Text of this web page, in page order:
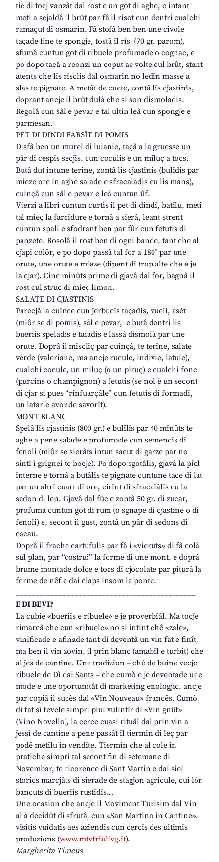
tic di tocj vanzât dal rost e un got di aghe, e intant
meti a scjaldâ il brût par fâ il risot cun dentri cualchi
ramaçut di osmarin. Fâ stofâ ben ben une civole
taçade fine te spongje, tostâ il rîs (70 gr. parom),
sfumâ cuntun got di ribuele profumade o cognac, e
po dopo tacâ a reonzi un coput ae volte cul brût, stant
atents che lis risclis dal osmarin no ledin masse a
slas te pignate. A metât de cuete, zontâ lis cjastinis,
doprant ancje il brût dulà che si son dismoladis.
Regolâ cun sâl e pevar e tal ultin leâ cun spongje e
parmesan.
PET DI DINDI FARSÎT DI POMIS
Disfâ ben un murel di luianie, taçâ a la gruesse un
pâr di cespis secjis, cun coculis e un miluç a tocs.
Butâ dut intune terine, zontâ lis cjastinis (bulidis par
mieze ore in aghe salade e sfracaiadis cu lis mans),
cuinçâ cun sâl e pevar e leâ cuntun ûf.
Vierzi a libri cuntun curtìs il pet di dindi, batilu, meti
tal mieç la farcidure e tornâ a sierâ, leant strent
cuntun spali e sfodrant ben par fûr cun fetutis di
panzete. Rosolâ il rost ben di ogni bande, tant che al
cjapi colôr, e po dopo passâ tal for a 180° par une
orute, une orute e mieze (dipent di trop alte che e je
la cjar). Cinc minûts prime di gjavâ dal for, bagnâ il
rost cul struc di mieç limon.
SALATE DI CJASTINIS
Parecjâ la cuince cun jerbucis taçadis, vueli, asêt
(miôr se di pomis), sâl e pevar, e butâ dentri lis
bueriis speladis e taiadis e lassâ dismolâ par une
orute. Doprâ il miscliç par cuinçâ, te terine, salate
verde (valeriane, ma ancje rucule, indivie, latuie),
cualchi cocule, un miluç (o un piruç) e cualchi fonc
(purcins o champignon) a fetutis (se nol è un secont
di cjar si pues “rinfuarçâle” cun fetutis di formadi,
un latarie avonde savorît).
MONT BLANC
Spelâ lis cjastinis (800 gr.) e bulîlis par 40 minûts te
aghe a pene salade e profumade cun semencis di
fenoli (miôr se sierâts intun sacut di garze par no
sintî i grignei te bocje). Po dopo sgotâlis, gjavâ la piel
interne e tornâ a butâlis te pignate cuntune tace di lat
par un altri cuart di ore, cirint di sfracaiâlis cu la
sedon di len. Gjavâ dal fûc e zontâ 50 gr. di zucar,
profumâ cuntun got di rum (o sgnape di cjastine o di
fenoli) e, secont il gust, zontâ un pâr di sedons di
cacau.
Doprâ il frache cartufulis par fâ i «vieruts» di fâ colâ
sul plan, par “costruî” la forme di une mont, e doprâ
brume montade dolce e tocs di cjocolate par piturâ la
forme de nêf e dai claps insom la ponte.
______________________________________________
E DI BEVI?
La cubie «bueriis e ribuele» e je proverbiâl. Ma tocje
rimarcâ che cun «ribuele» no si intint chê «zale»,
vinificade e afinade tant di deventâ un vin fat e finît,
ma ben il vin zovin, il prin blanc (amabil e turbit) che
al jes de cantine. Une tradizion – chê de buine vecje
ribuele de Dì dai Sants – che cumò e je deventade une
mode e une oportunitât di marketing enologjic, ancje
par copiâ il sucès dal «Vin Nouveau» francês. Cumò
di fat si fevele simpri plui vulintîr di «Vin gnûf»
(Vino Novello), la cerce cuasi rituâl dal prin vin a
jessî de cantine a pene passât il tiermin di leç par
podê metilu in vendite. Tiermin che al cole in
pratiche simpri tal secont fin di setemane di
Novembar, te ricorence di Sant Martin e dai siei
storics marcjâts di sierade de stagjon agricule, cui lôr
bancuts di bueriis rustidis…
Une ocasion che ancje il Moviment Turisim dal Vin
al à decidût di sfrutâ, cun «San Martino in Cantine»,
visitis vuidatis aes aziendis cun cercis des ultimis
produzions (www.mtvfriulivg.it).
Margherita Timeus